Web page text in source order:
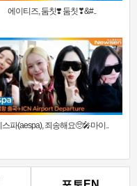
에이티즈, 둠칫❣️ 둠칫❣&#..
스파(aespa), 죄송해요🥺🎤마이..